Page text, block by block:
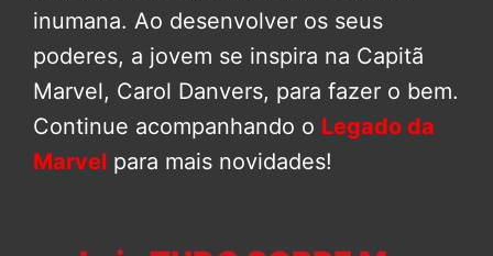
inumana. Ao desenvolver os seus
poderes, a jovem se inspira na Capitã
Marvel, Carol Danvers, para fazer o bem.
Continue acompanhando o Legado da
Marvel para mais novidades!